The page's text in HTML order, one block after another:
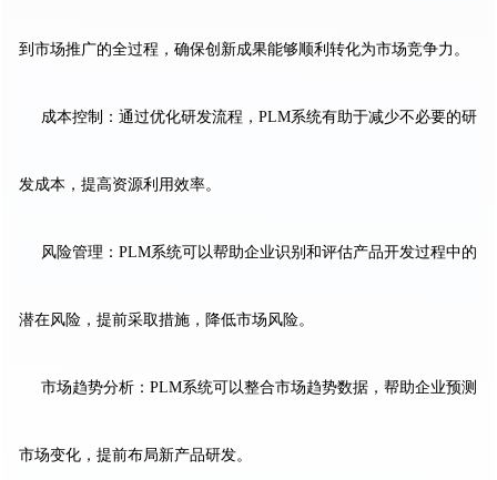
到市场推广的全过程，确保创新成果能够顺利转化为市场竞争力。
成本控制：通过优化研发流程，PLM系统有助于减少不必要的研
发成本，提高资源利用效率。
风险管理：PLM系统可以帮助企业识别和评估产品开发过程中的
潜在风险，提前采取措施，降低市场风险。
市场趋势分析：PLM系统可以整合市场趋势数据，帮助企业预测
市场变化，提前布局新产品研发。